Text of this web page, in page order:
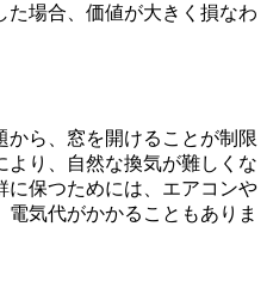
場合、価値が大きく損なわ
ら、窓を開けることが制限
より、自然な換気が難しくな
に保つためには、エアコンや
気代がかかることもありま